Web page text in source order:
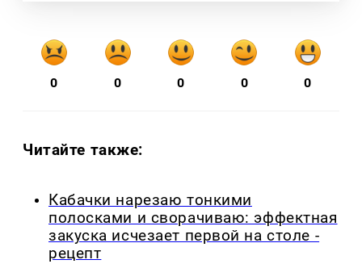
0 0 0 0 0
Читайте также:
Кабачки нарезаю тонкими
полосками и сворачиваю: эффектная
закуска исчезает первой на столе -
рецепт